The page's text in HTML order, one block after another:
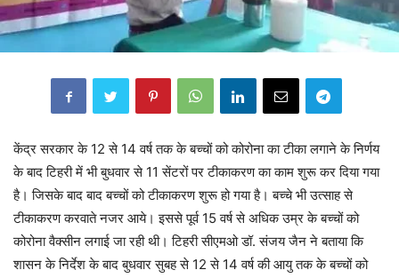
केंद्र सरकार के 12 से 14 वर्ष तक के बच्चों को कोरोना का टीका लगाने के निर्णय
के बाद टिहरी में भी बुधवार से 11 सेंटरों पर टीकाकरण का काम शुरू कर दिया गया
है। जिसके बाद बाद बच्चों को टीकाकरण शुरू हो गया है। बच्चे भी उत्साह से
टीकाकरण करवाते नजर आये। इससे पूर्व 15 वर्ष से अधिक उम्र के बच्चों को
कोरोना वैक्सीन लगाई जा रही थी। टिहरी सीएमओ डॉ. संजय जैन ने बताया कि
शासन के निर्देश के बाद बुधवार सुबह से 12 से 14 वर्ष की आयु तक के बच्चों को